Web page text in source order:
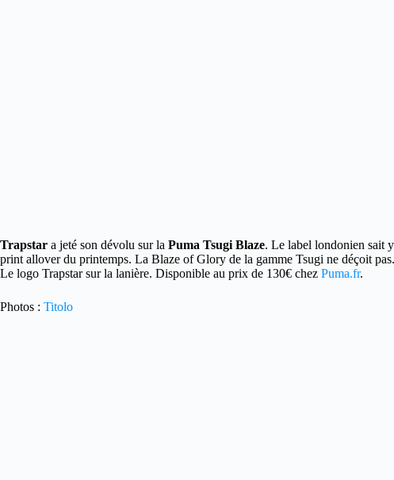
Trapstar a jeté son dévolu sur la Puma Tsugi Blaze. Le label londonien sait y
print allover du printemps. La Blaze of Glory de la gamme Tsugi ne déçoit
Le logo Trapstar sur la lanière. Disponible au prix de 130€ chez Puma.fr.
Photos : Titolo